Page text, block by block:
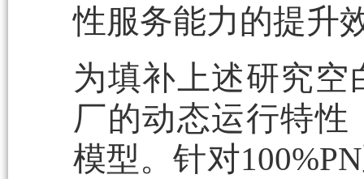
性服务能力的提升
为填补上述研究
厂的动态运行特
模型。针对